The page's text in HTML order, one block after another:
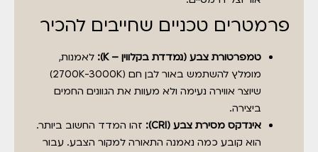
פרמטרים טכניים שחייבים להכיר
טמפרטורת צבע (נמדדת בקלווין – K):
לאמנות,
מומלץ להשתמש באור לבן חם (2700K-3000K)
שיוצר אווירה נעימה ולא מעוות את הגוונים החמים
ביצירה.
אינדקס מסירת צבע (CRI):
זהו המדד החשוב ביותר.
הוא קובע כמה נאמנה התאורה למקור הצבע. עבור